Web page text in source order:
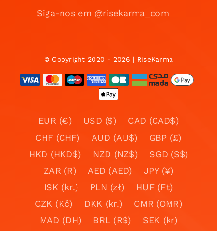
Siga-nos em @risekarma_com
© Copyright 2020 - 2026 | RiseKarma
EUR (€) USD ($)
CAD (CAD$)
CHF (CHF)
AUD (AU$)
GBP (£)
HKD (HKD$)
NZD (NZ$)
SGD (S$)
ZAR (R)
AED (AED)
JPY (¥)
ISK (kr.)
PLN (zł)
HUF (Ft)
CZK (Kč)
DKK (kr.)
OMR (OMR)
MAD (DH)
BRL (R$)
SEK (kr)